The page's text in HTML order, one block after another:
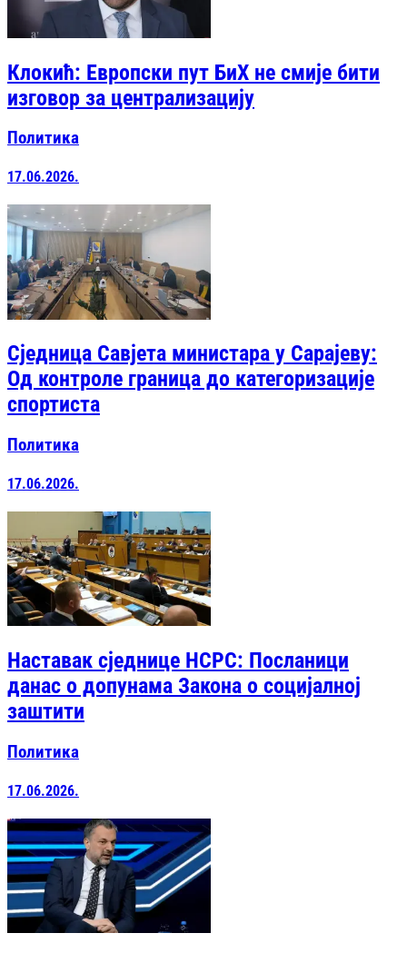
Клокић: Европски пут БиХ не смије бити
изговор за централизацију
Политика
17.06.2026.
Сједница Савјета министара у Сарајеву:
Од контроле граница до категоризације
спортиста
Политика
17.06.2026.
Наставак сједнице НСРС: Посланици
данас о допунама Закона о социјалној
заштити
Политика
17.06.2026.